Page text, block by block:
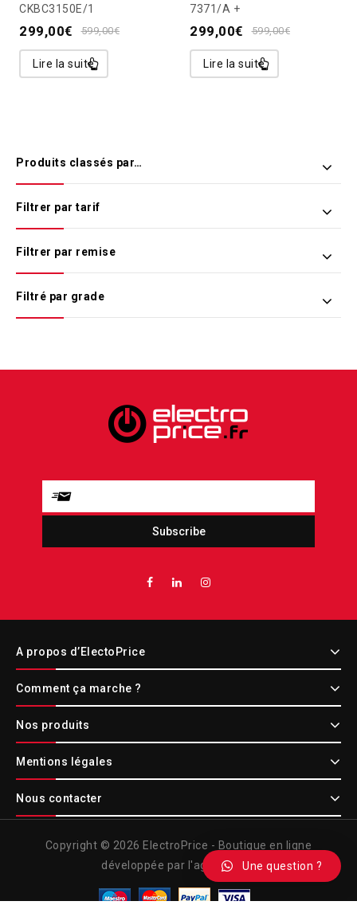
CKBC3150E/1
599,00€
299,00€
Lire la suite
7371/A +
599,00€
299,00€
Lire la suite
Produits classés par…
Filtrer par tarif
Filtrer par remise
Filtré par grade
A propos d’ElectoPrice
Comment ça marche ?
Nos produits
Mentions légales
Nous contacter
Copyright © 2026 ElectroPrice - Boutique en ligne
développée par l'agence EticUne question ?